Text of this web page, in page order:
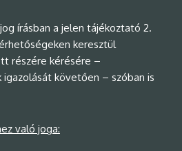
írásban a jelen tájékoztató 2.
keresztül
részére kérésére –
igazolását követően – szóban is
való joga: